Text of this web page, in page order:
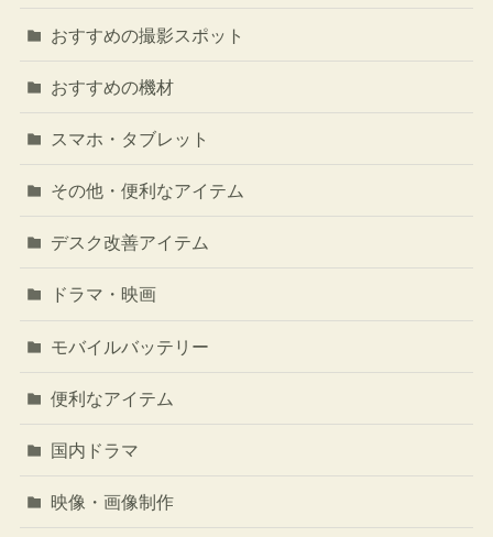
おすすめの撮影スポット
おすすめの機材
スマホ・タブレット
その他・便利なアイテム
デスク改善アイテム
ドラマ・映画
モバイルバッテリー
便利なアイテム
国内ドラマ
映像・画像制作